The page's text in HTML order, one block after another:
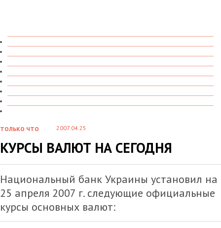
ТОЛЬКО ЧТО 2007.04.25
КУРСЫ ВАЛЮТ НА СЕГОДНЯ
Национальный банк Украины установил на
25 апреля 2007 г. следующие официальные
курсы основных валют: